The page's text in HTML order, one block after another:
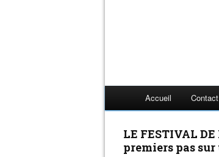
Accueil Contact
LE FESTIVAL
premiers pas sur